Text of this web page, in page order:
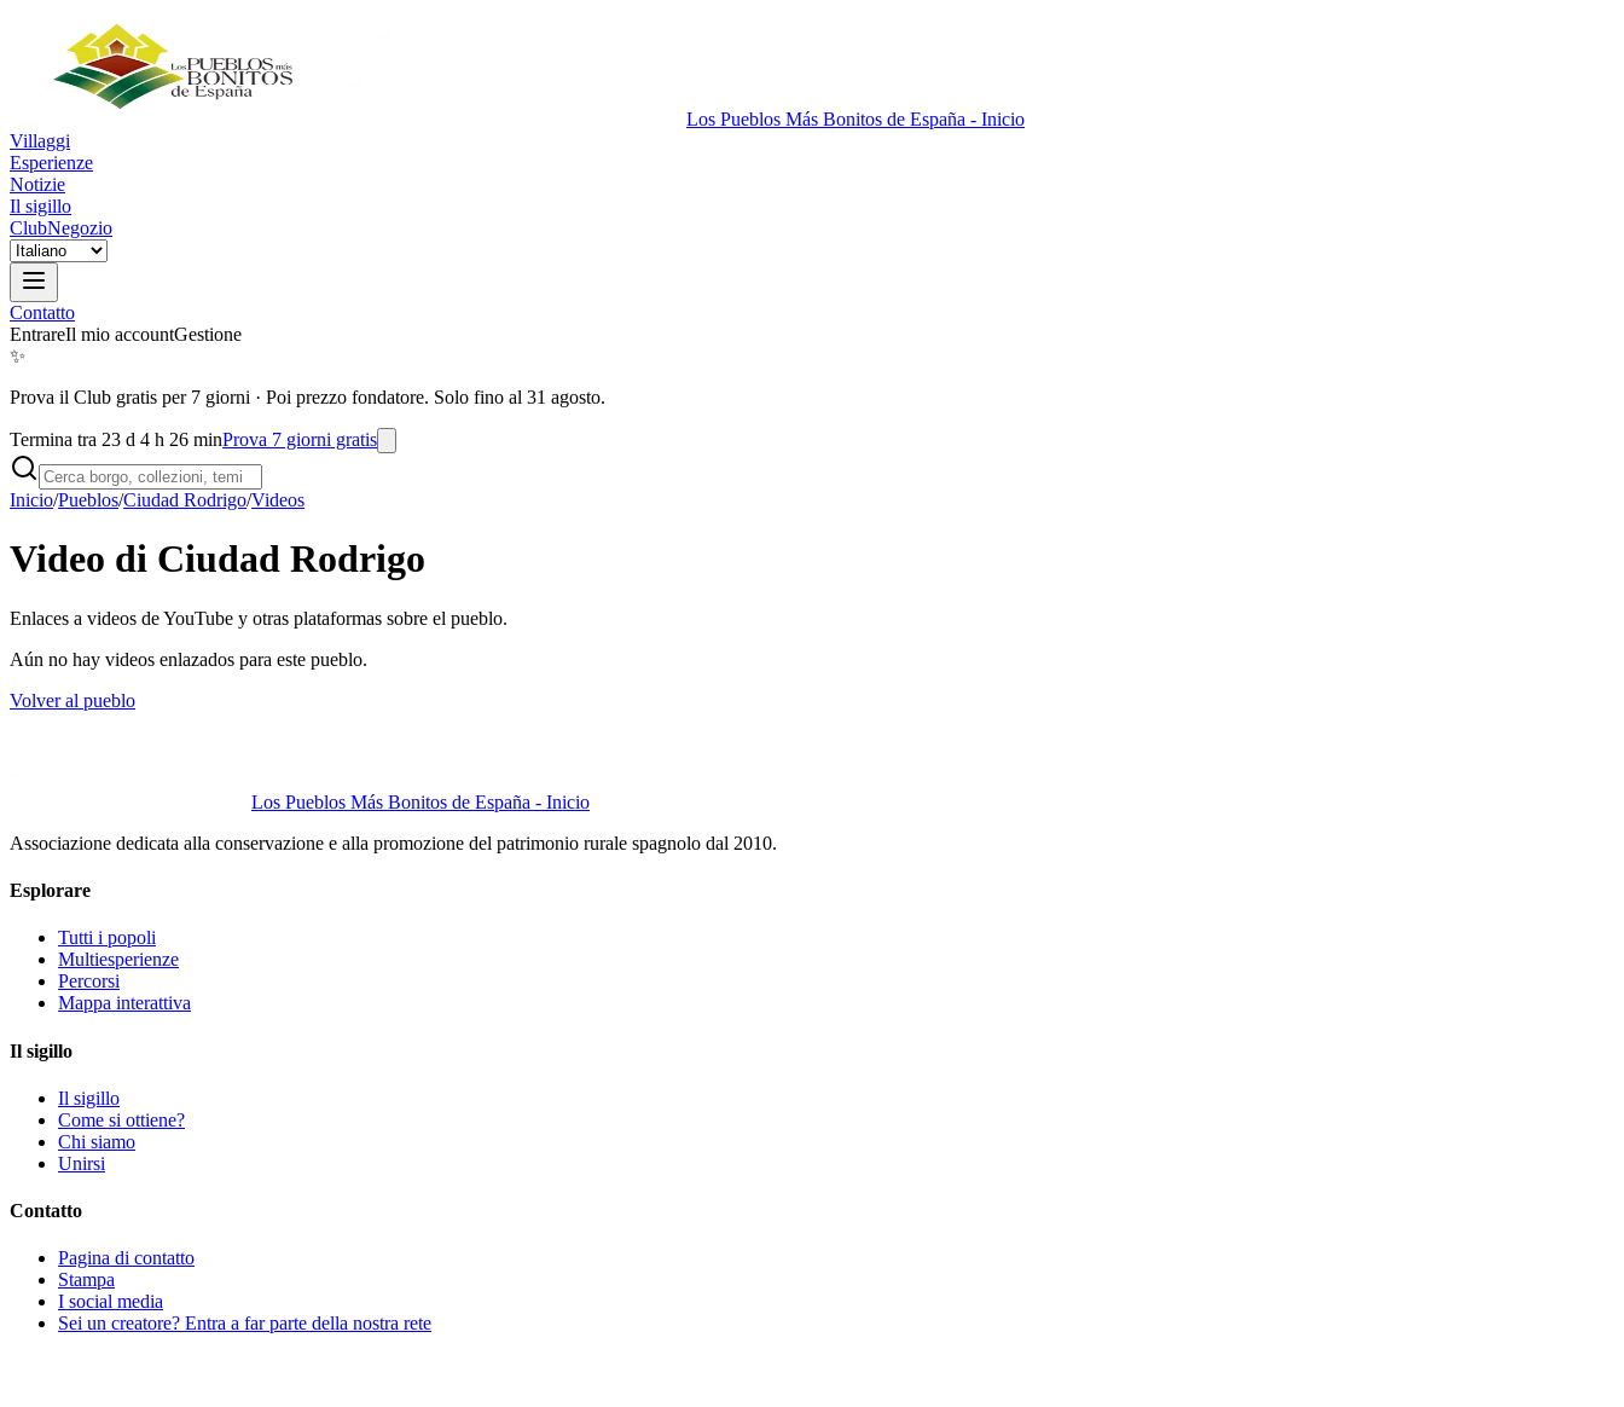
Los Pueblos Más Bonitos de España - Inicio
Villaggi
Esperienze
Notizie
Il sigillo
ClubNegozio
Contatto
EntrareIl mio accountGestione
✨
Prova il Club gratis per 7 giorni · Poi prezzo fondatore. Solo fino al 31 agosto.
Termina tra 23 d 4 h 26 minProva 7 giorni gratis
Inicio/Pueblos/Ciudad Rodrigo/Videos
Video di Ciudad Rodrigo
Enlaces a videos de YouTube y otras plataformas sobre el pueblo.
Aún no hay videos enlazados para este pueblo.
Volver al pueblo
Los Pueblos Más Bonitos de España - Inicio
Associazione dedicata alla conservazione e alla promozione del patrimonio rurale spagnolo dal 2010.
Esplorare
Tutti i popoli
Multiesperienze
Percorsi
Mappa interattiva
Il sigillo
Il sigillo
Come si ottiene?
Chi siamo
Unirsi
Contatto
Pagina di contatto
Stampa
I social media
Sei un creatore? Entra a far parte della nostra rete